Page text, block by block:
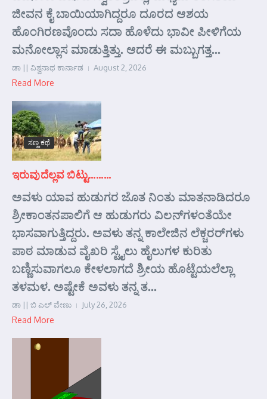
ಜೀವನ ಕೈ ಬಾಯಿಯಾಗಿದ್ದರೂ ದೂರದ ಆಶಯ
ಹೊಂಗಿರಣವೊಂದು ಸದಾ ಹೊಳೆದು ಭಾವೀ ಪೀಳಿಗೆಯ
ಮನೋಲ್ಲಾಸ ಮಾಡುತ್ತಿತ್ತು. ಆದರೆ ಈ ಮಬ್ಬುಗತ್ತ...
ಡಾ || ವಿಶ್ವನಾಥ ಕಾರ್ನಾಡ August 2, 2026
Read More
ಸಣ್ಣ ಕಥೆ
ಇರುವುದೆಲ್ಲವ ಬಿಟ್ಟು………
ಅವಳು ಯಾವ ಹುಡುಗರ ಜೊತ ನಿಂತು ಮಾತನಾಡಿದರೂ
ಶ್ರೀಕಾಂತನಪಾಲಿಗೆ ಆ ಹುಡುಗರು ವಿಲನ್‌ಗಳಂತೆಯೇ
ಭಾಸವಾಗುತ್ತಿದ್ದರು. ಅವಳು ತನ್ನ ಕಾಲೇಜಿನ ಲೆಕ್ಚರರ್‌ಗಳು
ಪಾಠ ಮಾಡುವ ವೈಖರಿ ಸ್ಟೈಲು ಹೈಲುಗಳ ಕುರಿತು
ಬಣ್ಣಿಸುವಾಗಲೂ ಕೇಳಲಾಗದೆ ಶ್ರೀಯ ಹೊಟ್ಟೆಯಲೆಲ್ಲಾ
ತಳಮಳ. ಅಷ್ಟೇಕೆ ಅವಳು ತನ್ನ ತ...
ಡಾ || ಬಿ ಎಲ್ ವೇಣು July 26, 2026
Read More